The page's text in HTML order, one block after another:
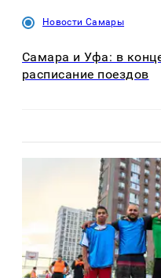
Новости Самары
Самара и Уфа: в
расписание поездов